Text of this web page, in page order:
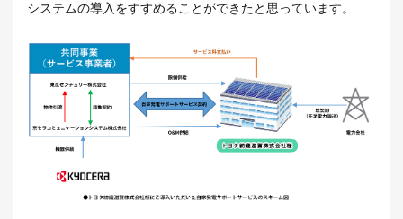
システムの導入をすすめることができたと思っています。